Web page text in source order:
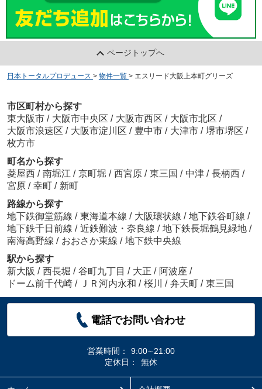
ページトップへ
日本トータルプロデュース > 物件一覧 > エスリード大阪上本町グリーズ
市区町村から探す
東大阪市 / 大阪市中央区 / 大阪市西区 / 大阪市北区 /
大阪市浪速区 / 大阪市淀川区 / 豊中市 / 大津市 / 堺市堺区 /
枚方市
町名から探す
菱屋西 / 南堀江 / 京町堀 / 西宮原 / 東三国 / 中津 / 長柄西 /
宮原 / 幸町 / 新町
路線から探す
地下鉄御堂筋線 / 東海道本線 / 大阪環状線 / 地下鉄谷町線 /
地下鉄千日前線 / 近鉄難波・奈良線 / 地下鉄長堀鶴見緑地 /
南海高野線 / おおさか東線 / 地下鉄中央線
駅から探す
新大阪 / 西長堀 / 谷町九丁目 / 大正 / 阿波座 /
ドーム前千代崎 / ＪＲ河内永和 / 桜川 / 弁天町 / 東三国
電話でお問い合わせ
営業時間：
9:00∼21:00
定休日：
無休